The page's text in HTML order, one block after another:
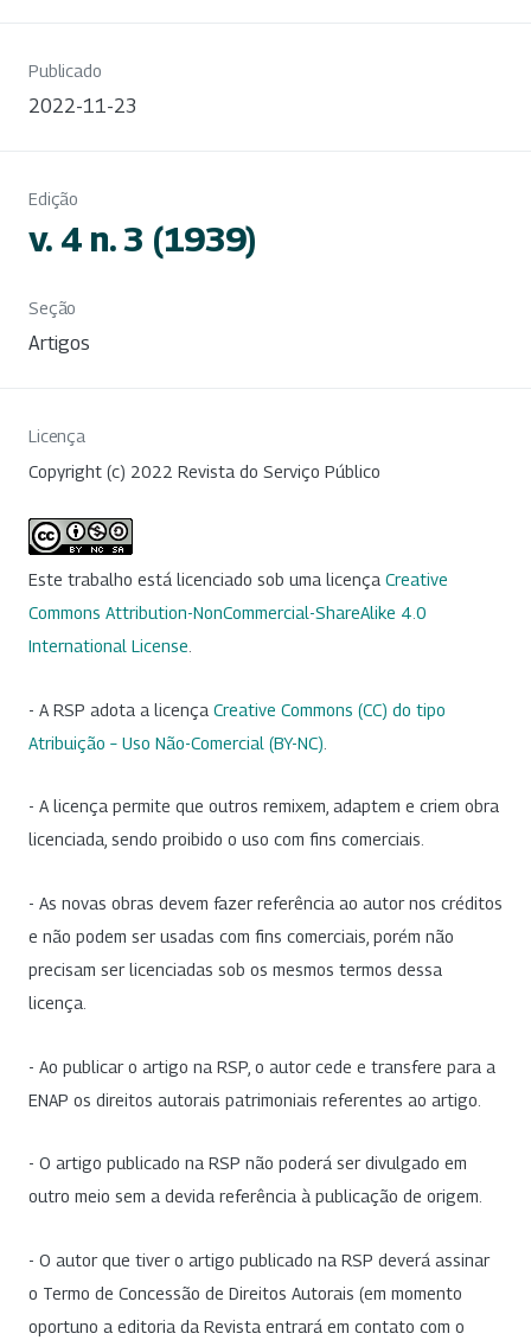
Publicado
2022-11-23
Edição
v. 4 n. 3 (1939)
Seção
Artigos
Licença
Copyright (c) 2022 Revista do Serviço Público
Este trabalho está licenciado sob uma licença Creative
Commons Attribution-NonCommercial-ShareAlike 4.0
International License
- A RSP adota a licença Creative Commons (CC) do tipo
Atribuição – Uso Não-Comercial (BY-NC)
- A licença permite que outros remixem, adaptem e criem obra
licenciada, sendo proibido o uso com fins comerciais.
- As novas obras devem fazer referência ao autor nos créditos
e não podem ser usadas com fins comerciais, porém não
precisam ser licenciadas sob os mesmos termos dessa
licença.
- Ao publicar o artigo na RSP, o autor cede e transfere para a
ENAP os direitos autorais patrimoniais referentes ao artigo.
- O artigo publicado na RSP não poderá ser divulgado em
outro meio sem a devida referência à publicação de origem.
- O autor que tiver o artigo publicado na RSP deverá assinar
o Termo de Concessão de Direitos Autorais (em momento
oportuno a editoria da Revista entrará em contato com o